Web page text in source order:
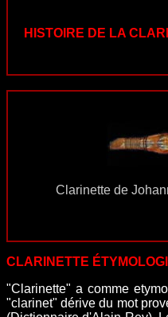
HISTOIRE DE LA
Clarinette de
CLARINETTE
"Clarinette" a comme
"clarinet" dérive du mot